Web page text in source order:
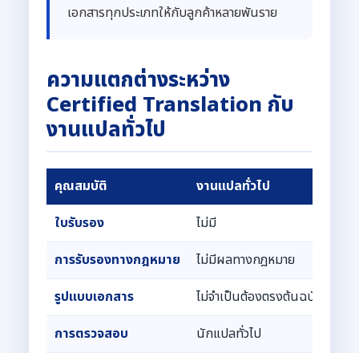
เอกสารทุกประเภทให้กับลูกค้าหลายพันราย
ความแตกต่างระหว่าง
Certified Translation กับ
งานแปลทั่วไป
คุณสมบัติ งานแปลทั่วไป
ใบรับรอง
ไม่มี
การรับรองทางกฎหมาย
ไม่มีผลทางกฎหมาย
รูปแบบเอกสาร
ไม่จำเป็นต้องตรงต้นฉบับ
การตรวจสอบ
นักแปลทั่วไป